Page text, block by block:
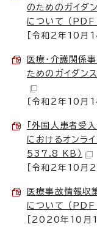
のためのガイダ
について （
［令和2年10月
医療・介護関係
ためのガイダン
〔令和2年10月
「外国人患者受
におけるオンラ
537.8 KB）
［令和2年10月
医療事故情報収
について （
［2020年10月